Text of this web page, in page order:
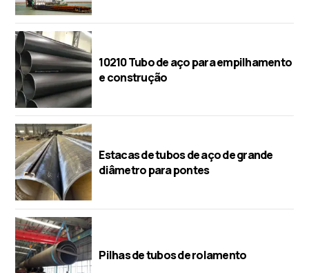
10210 Tubo de aço para empilhamento
e construção
Estacas de tubos de aço de grande
diâmetro para pontes
Pilhas de tubos de rolamento